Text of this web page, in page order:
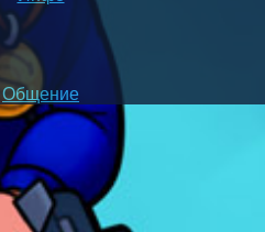
Общение